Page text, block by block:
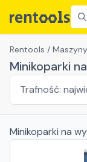
Rentools /
Minikoparki
Minikoparki na